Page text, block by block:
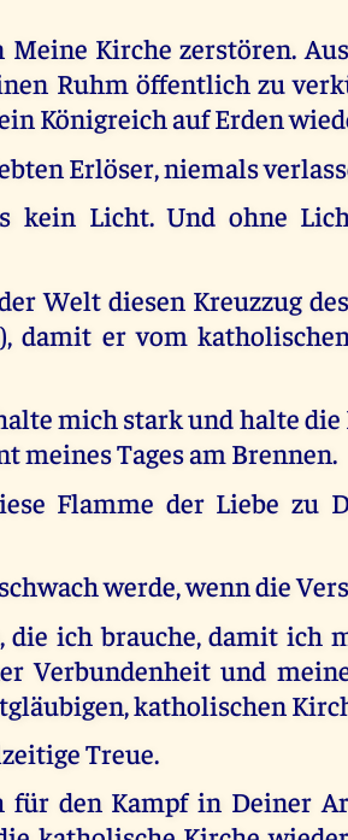
Kirche zerstören.
Ruhm öffentlich zu
Königreich auf Erden
Erlöser, niemals
kein Licht. Und ohne
Welt diesen Kreuzzug
damit er vom
mich stark und halte
meines Tages am Brennen.
Flamme der Liebe zu
werde, wenn die
die ich brauche, damit ich
Verbundenheit und
katholischen
Treue.
für den Kampf in Deiner